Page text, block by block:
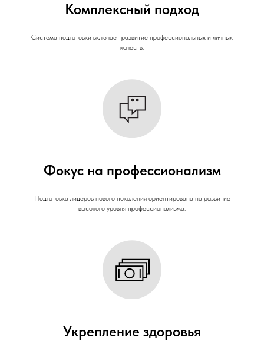
Комплексный подход
Система подготовки включает развитие профессиональных и личных
качеств.
Фокус на профессионализм
Подготовка лидеров нового поколения ориентирована на развитие
высокого уровня профессионализма.
Укрепление здоровья